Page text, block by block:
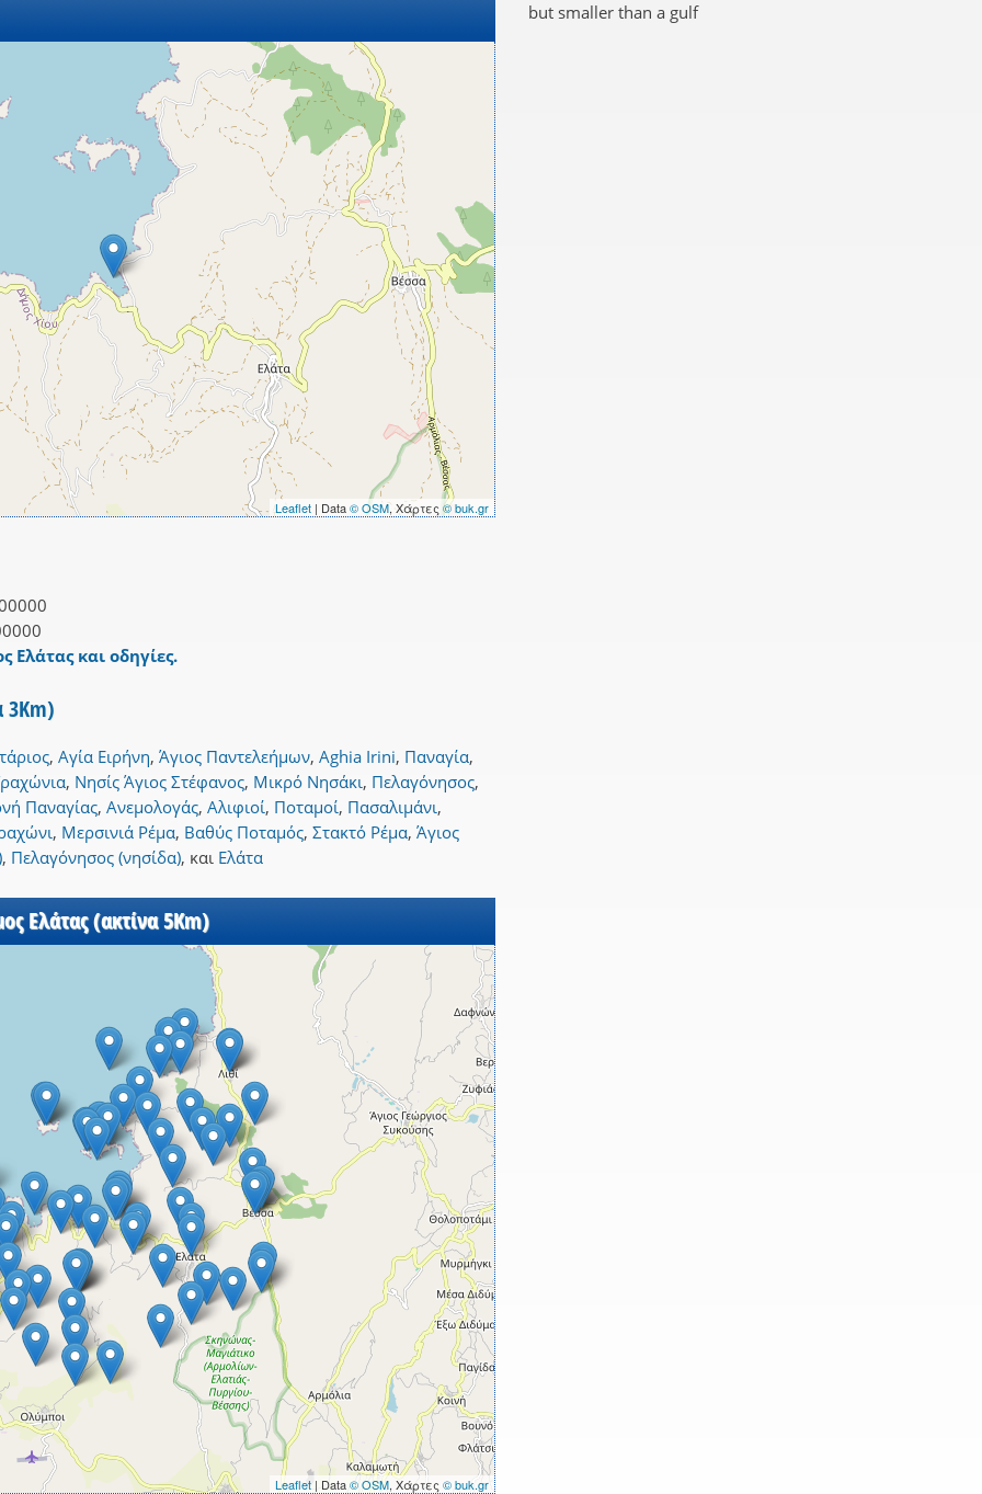
Leaflet| Data© OSM, Χάρτες © buk.gr
Ελάτας και οδηγίες.
3Km)
, Αγία Ειρήνη, Άγιος Παντελεήμων, Aghia Irini, Παναγία,
, Νησίς Άγιος Στέφανος, Μικρό Νησάκι, Πελαγόνησος,
Παναγίας, Ανεμολογάς, Αλιφιοί, Ποταμοί, Πασαλιμάνι,
, Μερσινιά Ρέμα, Βαθύς Ποταμός, Στακτό Ρέμα, Άγιος
, Πελαγόνησος (νησίδα), και Ελάτα
Ελάτας (ακτίνα 5Km)
Leaflet| Data© OSM, Χάρτες © buk.gr
but smaller than a gulf